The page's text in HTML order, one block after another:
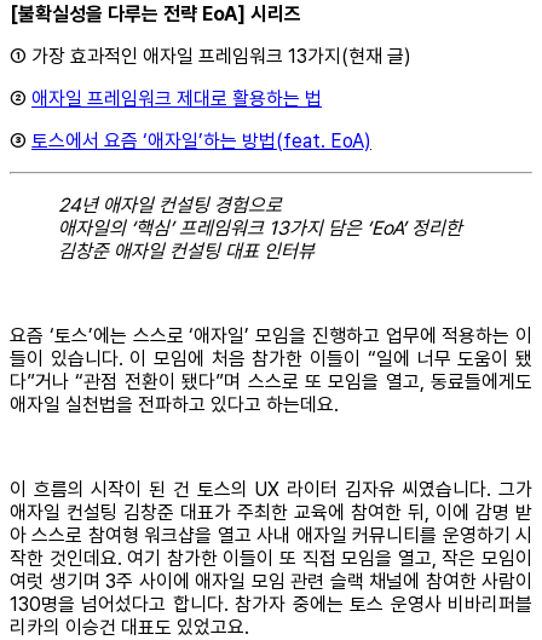
[불확실성을 다루는 전략 EoA] 시리즈
① 가장 효과적인 애자일 프레임워크 13가지(현재 글)
② 애자일 프레임워크 제대로 활용하는 법
③ 토스에서 요즘 ‘애자일’하는 방법(feat. EoA)
24년 애자일 컨설팅 경험으로
애자일의 ‘핵심’ 프레임워크 13가지 담은 ‘EoA’ 정리한
김창준 애자일 컨설팅 대표 인터뷰
요즘 ‘토스’에는 스스로 ‘애자일’ 모임을 진행하고 업무에 적용하는 이
들이 있습니다. 이 모임에 처음 참가한 이들이 “일에 너무 도움이 됐
다”거나 “관점 전환이 됐다”며 스스로 또 모임을 열고, 동료들에게도
애자일 실천법을 전파하고 있다고 하는데요.
이 흐름의 시작이 된 건 토스의 UX 라이터 김자유 씨였습니다. 그가
애자일 컨설팅 김창준 대표가 주최한 교육에 참여한 뒤, 이에 감명 받
아 스스로 참여형 워크샵을 열고 사내 애자일 커뮤니티를 운영하기 시
작한 것인데요. 여기 참가한 이들이 또 직접 모임을 열고, 작은 모임이
여럿 생기며 3주 사이에 애자일 모임 관련 슬랙 채널에 참여한 사람이
130명을 넘어섰다고 합니다. 참가자 중에는 토스 운영사 비바리퍼블
리카의 이승건 대표도 있었고요.